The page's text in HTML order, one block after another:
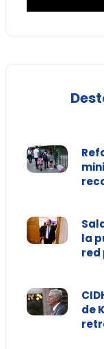
la
red
de